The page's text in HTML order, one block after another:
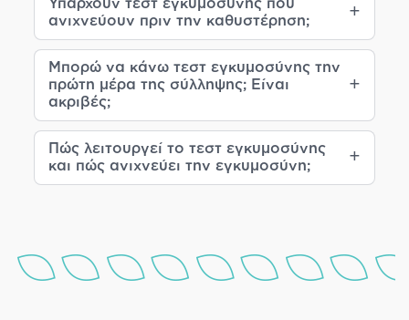
Υπάρχουν τεστ εγκυμοσύνης που
ανιχνεύουν πριν την καθυστέρηση;
Μπορώ να κάνω τεστ εγκυμοσύνης την
πρώτη μέρα της σύλληψης; Είναι
ακριβές;
Πώς λειτουργεί το τεστ εγκυμοσύνης
και πώς ανιχνεύει την εγκυμοσύνη;